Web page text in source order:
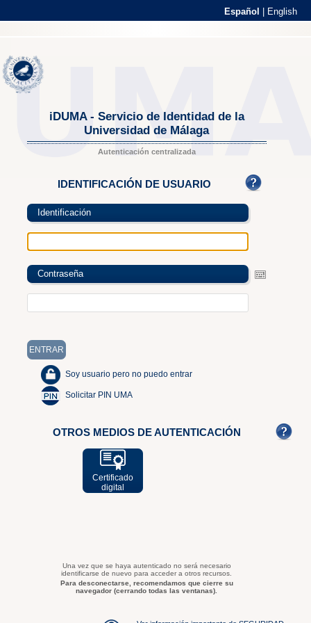
Español English
iDUMA - Servicio de Identidad de la
Universidad de Málaga
Autenticación centralizada
IDENTIFICACIÓN DE USUARIO
Identificación
Contraseña
Soy usuario pero no puedo entrar
Solicitar PIN UMA
OTROS MEDIOS DE AUTENTICACIÓN
Certificado
digital
Una vez que se haya autenticado no será necesario
identificarse de nuevo para acceder a otros recursos.
Para desconectarse, recomendamos que cierre su
navegador (cerrando todas las ventanas).